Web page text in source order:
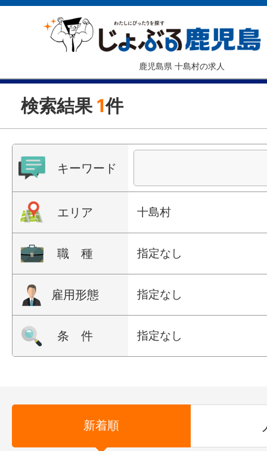
鹿児島県 十島村の求人
検索結果 1件
キーワード
エリア 十島村
職 種 指定なし
雇用形態 指定なし
条 件 指定なし
新着順